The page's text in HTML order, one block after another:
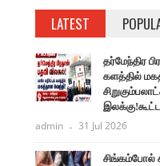
LATEST
தர்மேந்திர
களத்தில்
admin 31 Jul 2026
சிங்கம்போல்